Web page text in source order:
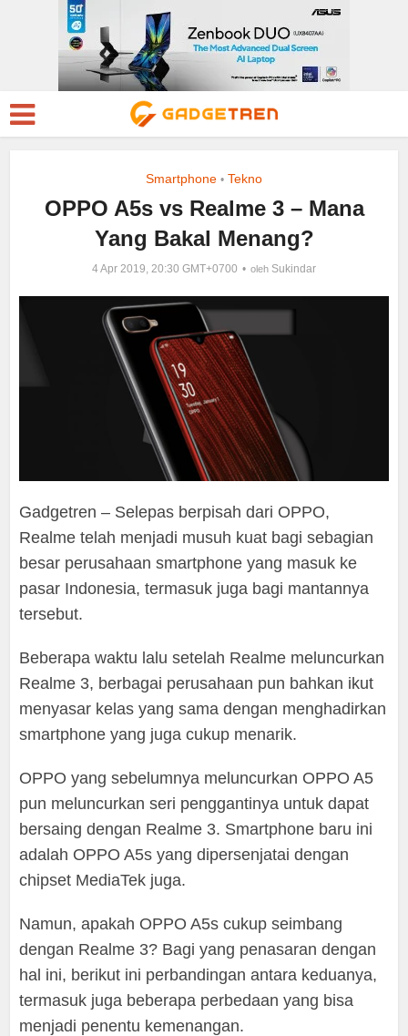
Smartphone • Tekno
OPPO A5s vs Realme 3 – Mana
Yang Bakal Menang?
4 Apr 2019, 20:30 GMT+0700 oleh Sukindar
Gadgetren – Selepas berpisah dari OPPO,
Realme telah menjadi musuh kuat bagi sebagian
besar perusahaan smartphone yang masuk ke
pasar Indonesia, termasuk juga bagi mantannya
tersebut.
Beberapa waktu lalu setelah Realme meluncurkan
Realme 3, berbagai perusahaan pun bahkan ikut
menyasar kelas yang sama dengan menghadirkan
smartphone yang juga cukup menarik.
OPPO yang sebelumnya meluncurkan OPPO A5
pun meluncurkan seri penggantinya untuk dapat
bersaing dengan Realme 3. Smartphone baru ini
adalah OPPO A5s yang dipersenjatai dengan
chipset MediaTek juga.
Namun, apakah OPPO A5s cukup seimbang
dengan Realme 3? Bagi yang penasaran dengan
hal ini, berikut ini perbandingan antara keduanya,
termasuk juga beberapa perbedaan yang bisa
menjadi penentu kemenangan.